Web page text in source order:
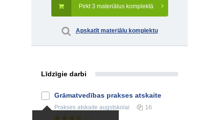
Pirkt 3 materiālus komplektā
Apskatīt materiālu komplektu
Līdzīgie darbi
Grāmatvedības prakses atskaite
Prakses atskaite augstskolai 16